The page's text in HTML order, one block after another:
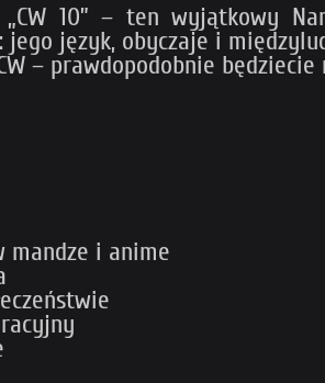
10” – ten wyjątkowy
język, obyczaje i
– prawdopodobnie
mandze i anime